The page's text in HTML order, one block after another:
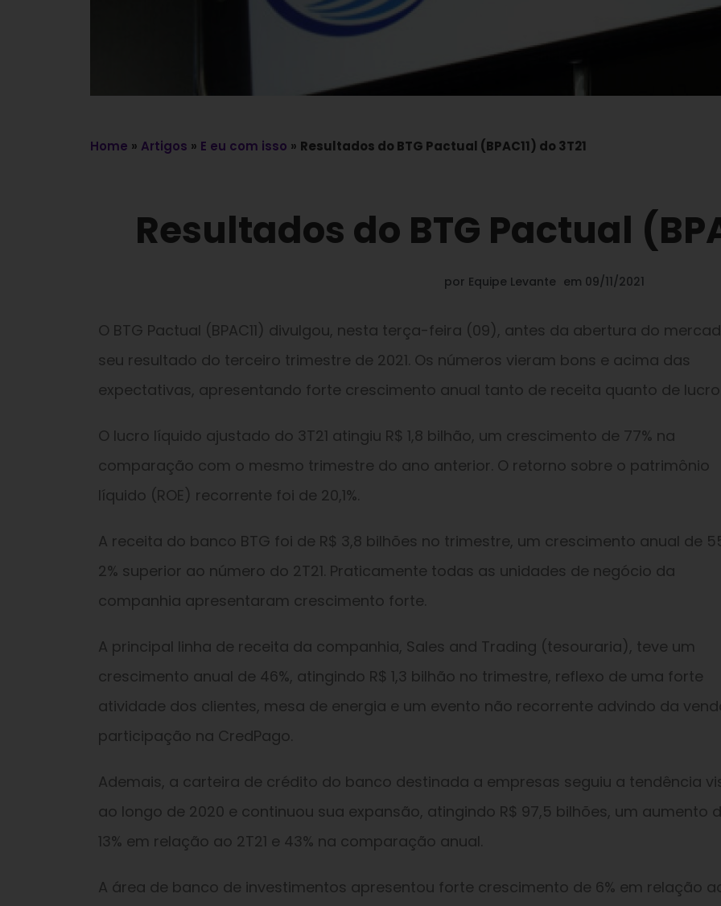
Home » Artigos » E eu com isso » Resultados do BTG Pactual (BPAC11) do 3T21
Resultados do BTG Pactual
por Equipe Levante em 09/11/2021
O BTG Pactual (BPAC11) divulgou, nesta terça-feira (09), antes da abertura do
seu resultado do terceiro trimestre de 2021. Os números vieram bons e acima das
expectativas, apresentando forte crescimento anual tanto de receita quanto de lucro.
O lucro líquido ajustado do 3T21 atingiu R$ 1,8 bilhão, um crescimento de 77% na
comparação com o mesmo trimestre do ano anterior. O retorno sobre o patrimônio
líquido (ROE) recorrente foi de 20,1%.
A receita do banco BTG foi de R$ 3,8 bilhões no trimestre, um crescimento anual de
2% superior ao número do 2T21. Praticamente todas as unidades de negócio da
companhia apresentaram crescimento forte.
A principal linha de receita da companhia, Sales and Trading (tesouraria), teve um
crescimento anual de 46%, atingindo R$ 1,3 bilhão no trimestre, reflexo de uma forte
atividade dos clientes, mesa de energia e um evento não recorrente advindo da
participação na CredPago.
Ademais, a carteira de crédito do banco destinada a empresas seguiu a tendência
ao longo de 2020 e continuou sua expansão, atingindo R$ 97,5 bilhões, um aumento
13% em relação ao 2T21 e 43% na comparação anual.
A área de banco de investimentos apresentou forte crescimento de 6% em relação